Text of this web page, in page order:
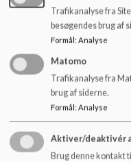
Beslutning:
Planen
4.
Kl. 17:55 Hvorfor:
Hvordan:
Bilag :
Trafikanalyse fra
besøgendes brug af
Formål: Analyse
Matomo
Trafikanalyse fra
brug af siderne.
Formål: Analyse
Aktiver/deaktivér
Brug denne kontakt